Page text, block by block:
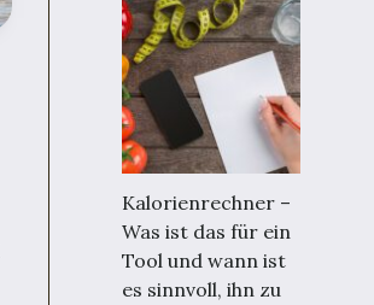
Kalorienrechner –
Was ist das für ein
Tool und wann ist
es sinnvoll, ihn zu